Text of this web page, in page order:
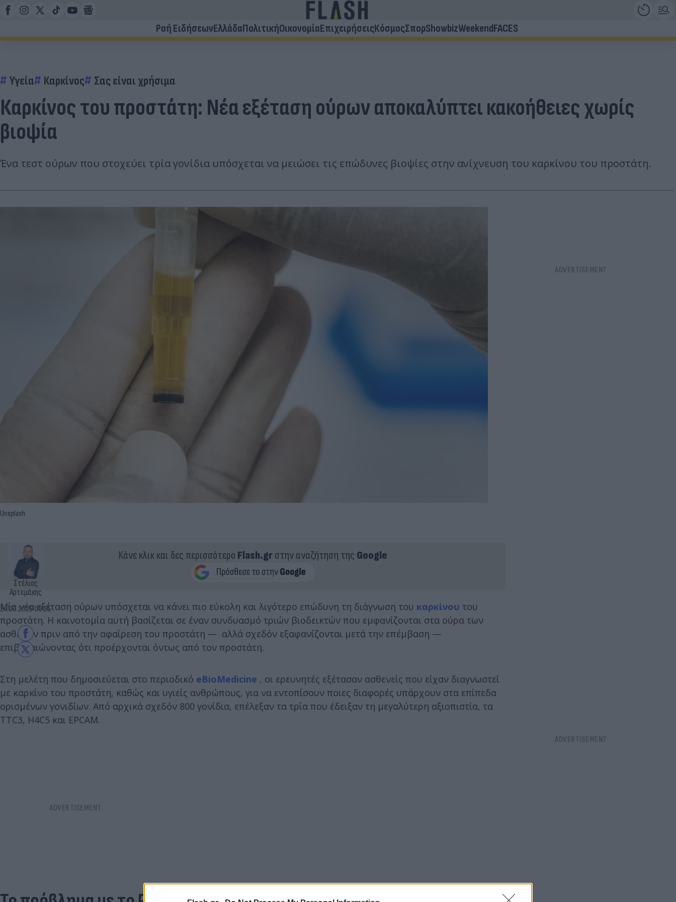
Ροή ΕιδήσεωνΕλλάδαΠολιτικήΟικονομίαΕπιχειρήσειςΚόσμοςΣπορShowbizWeekendFACES
Υγεία Καρκίνος Σας είναι χρήσιμα
Καρκίνος του προστάτη: Νέα εξέταση ούρων αποκαλύπτει κακοήθειες χωρίς
βιοψία
Ένα τεστ ούρων που στοχεύει τρία γονίδια υπόσχεται να μειώσει τις επώδυνες βιοψίες στην ανίχνευση του καρκίνου του προστάτη.
Unsplash
Στέλιος
Αρτεμάκης
24.09.2025 09:55
Κάνε κλικ και δες περισσότερο Flash.grστην αναζήτηση της Google
Μία νέα εξέταση ούρων υπόσχεται να κάνει πιο εύκολη και λιγότερο επώδυνη τη διάγνωση του καρκίνου του
προστάτη. Η καινοτομία αυτή βασίζεται σε έναν συνδυασμό τριών βιοδεικτών που εμφανίζονται στα ούρα των
ασθενών πριν από την αφαίρεση του προστάτη — αλλά σχεδόν εξαφανίζονται μετά την επέμβαση —
επιβεβαιώνοντας ότι προέρχονται όντως από τον προστάτη.
Στη μελέτη που δημοσιεύεται στο περιοδικό eBioMedicine , οι ερευνητές εξέτασαν ασθενείς που είχαν διαγνωστεί
με καρκίνο του προστάτη, καθώς και υγιείς ανθρώπους, για να εντοπίσουν ποιες διαφορές υπάρχουν στα επίπεδα
ορισμένων γονιδίων. Από αρχικά σχεδόν 800 γονίδια, επέλεξαν τα τρία που έδειξαν τη μεγαλύτερη αξιοπιστία, τα
TTC3, H4C5 και EPCAM.